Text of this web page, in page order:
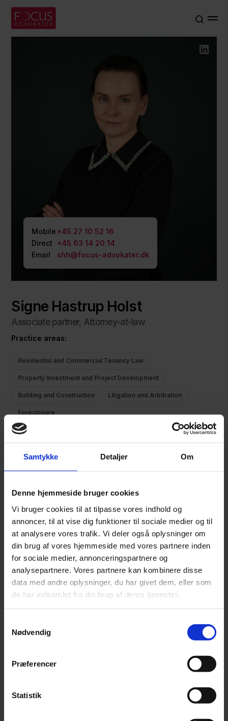
Samtykke Detaljer Om
Denne hjemmeside bruger cookies
Vi bruger cookies til at tilpasse vores indhold og
annoncer, til at vise dig funktioner til sociale medier og til
at analysere vores trafik. Vi deler også oplysninger om
din brug af vores hjemmeside med vores partnere inden
for sociale medier, annonceringspartnere og
analysepartnere. Vores partnere kan kombinere disse
data med andre oplysninger, du har givet dem, eller som
de har indsamlet fra din brug af deres tjenester.
Nødvendig
Præferencer
Statistik
Mobile +45 27 10 52 16
Direct
+45 63 14 20 14
Email
shh@focus-advokater.dk
Signe Hastrup Holst
Associate partner, Attorney-at-law
Practice areas:
Residential and Commercial Tenancy Law
Property Investment and Project Development
Building and Construction Litigation and Arbitration
Foreclosure
advises private as well as public customers on purchase and
construction law and litigation.
Read more
Master of Laws, Aarhus Universitet, 2006
Positions and memberships